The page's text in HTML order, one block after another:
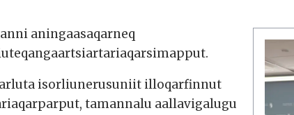
aningaasaqarneq
isorliunerusuniit illoqarfinnut
tamannalu aallavigalugu